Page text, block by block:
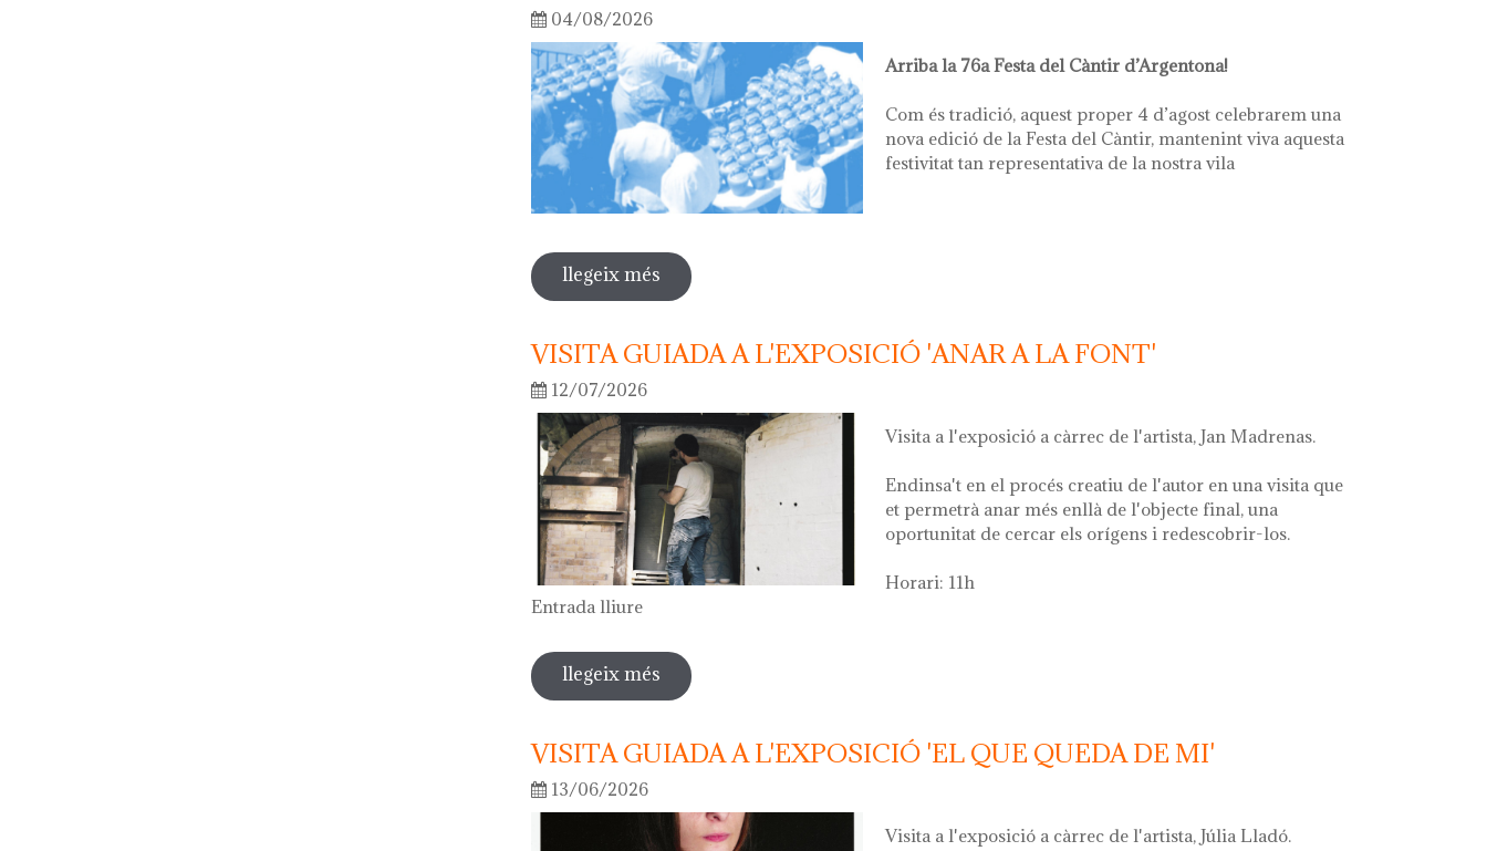
04/08/2026
Arriba la 76a Festa del Càntir d’Argentona!
Com és tradició, aquest proper 4 d’agost celebrarem una
nova edició de la Festa del Càntir, mantenint viva aquesta
festivitat tan representativa de la nostra vila
llegeix més sobre 76ª festa del càntir
VISITA GUIADA A L'EXPOSICIÓ 'ANAR A LA FONT'
12/07/2026
Visita a l'exposició a càrrec de l'artista, Jan Madrenas.
Endinsa't en el procés creatiu de l'autor en una visita que
et permetrà anar més enllà de l'objecte final, una
oportunitat de cercar els orígens i redescobrir-los.
Horari: 11h
Entrada lliure
llegeix més sobre visita guiada a l'exposició 'anar a la font'
VISITA GUIADA A L'EXPOSICIÓ 'EL QUE QUEDA DE MI'
13/06/2026
Visita a l'exposició a càrrec de l'artista, Júlia Lladó.